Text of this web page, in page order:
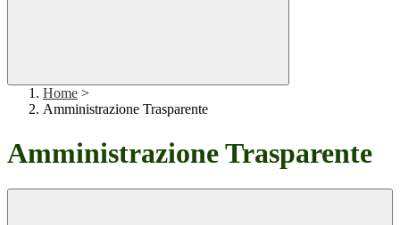
Home >
Amministrazione Trasparente
Amministrazione Trasparente